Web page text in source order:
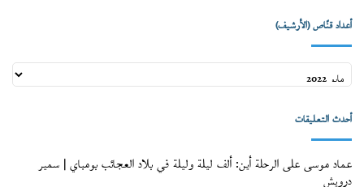
أعداد قنّاص (الأرشيف)
أعداد
قنّاص
(الأرشيف)
أحدث التعليقات
عماد موسىعلىالرحلة أين: ألف ليلة وليلة في بلاد العجائب بومباي | سمير